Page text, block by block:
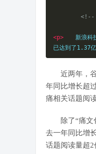
<!--
<p> 新浪科技
已达到了1.37
近两年，谷
年同比增长超
痛相关话题阅
除了“痛文化
去一年同比增
话题阅读量超2